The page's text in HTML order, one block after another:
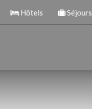
Hôtels Séjours